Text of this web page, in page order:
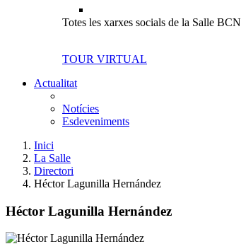
Totes les xarxes socials de la Salle BCN
TOUR VIRTUAL
Actualitat
Notícies
Esdeveniments
Inici
La Salle
Directori
Héctor Lagunilla Hernández
Héctor Lagunilla Hernández